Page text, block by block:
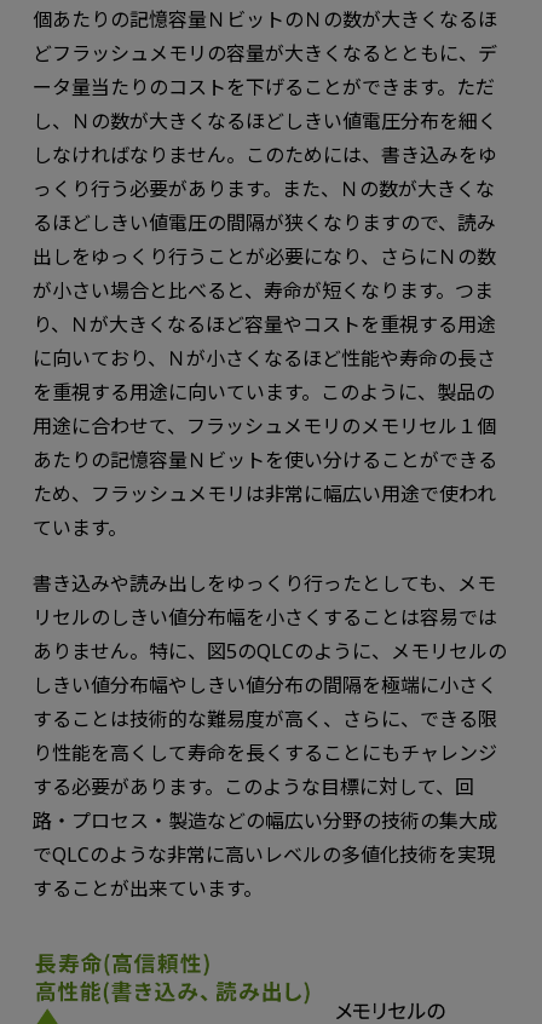
個あたりの記憶容量ＮビットのＮの数が大きくなるほ
どフラッシュメモリの容量が大きくなるとともに、デ
ータ量当たりのコストを下げることができます。ただ
し、Ｎの数が大きくなるほどしきい値電圧分布を細く
しなければなりません。このためには、書き込みをゆ
っくり行う必要があります。また、Ｎの数が大きくな
るほどしきい値電圧の間隔が狭くなりますので、読み
出しをゆっくり行うことが必要になり、さらにＮの数
が小さい場合と比べると、寿命が短くなります。つま
り、Ｎが大きくなるほど容量やコストを重視する用途
に向いており、Ｎが小さくなるほど性能や寿命の長さ
を重視する用途に向いています。このように、製品の
用途に合わせて、フラッシュメモリのメモリセル１個
あたりの記憶容量Ｎビットを使い分けることができる
ため、フラッシュメモリは非常に幅広い用途で使われ
ています。
書き込みや読み出しをゆっくり行ったとしても、メモ
リセルのしきい値分布幅を小さくすることは容易では
ありません。特に、図5のQLCのように、メモリセルの
しきい値分布幅やしきい値分布の間隔を極端に小さく
することは技術的な難易度が高く、さらに、できる限
り性能を高くして寿命を長くすることにもチャレンジ
する必要があります。このような目標に対して、回
路・プロセス・製造などの幅広い分野の技術の集大成
でQLCのような非常に高いレベルの多値化技術を実現
することが出来ています。